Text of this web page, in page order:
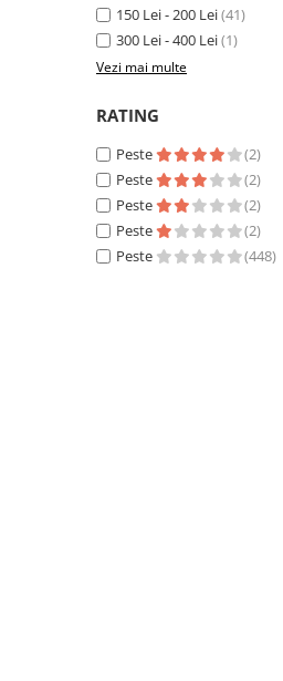
Scule electrice
Telefoane mobile
Produse de bucatarie kjøk
Accesorii kjøk
Cutite kjøk
Pachete Promo
Incarcatoare & acumulatori
150 Lei - 200 Lei(41)
300 Lei - 400 Lei(1)
Vezi mai multe
RATING
Peste
(2)
Peste
(2)
Peste
(2)
Peste
(2)
Peste
(448)